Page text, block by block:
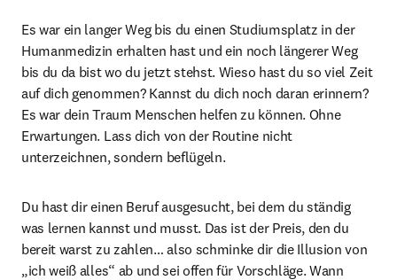
Es war ein langer Weg bis du einen Studiumsplatz in der
Humanmedizin erhalten hast und ein noch längerer Weg
bis du da bist wo du jetzt stehst. Wieso hast du so viel Zeit
auf dich genommen? Kannst du dich noch daran erinnern?
Es war dein Traum Menschen helfen zu können. Ohne
Erwartungen. Lass dich von der Routine nicht
unterzeichnen, sondern beflügeln.
Du hast dir einen Beruf ausgesucht, bei dem du ständig
was lernen kannst und musst. Das ist der Preis, den du
bereit warst zu zahlen… also schminke dir die Illusion von
„ich weiß alles“ ab und sei offen für Vorschläge. Wann